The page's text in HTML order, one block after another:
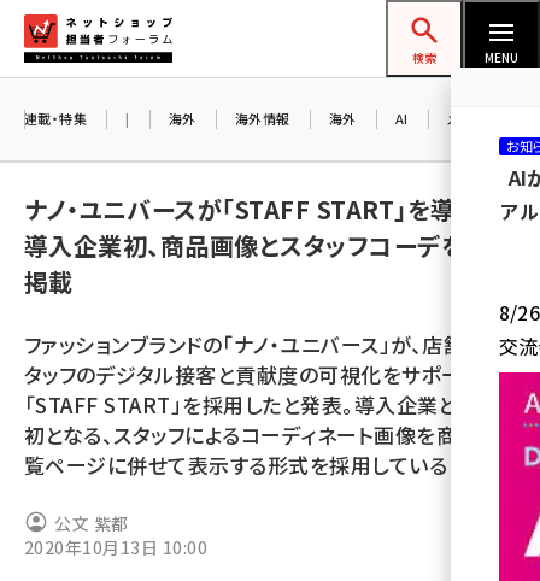
ン
ネットショップ担当者フォーラム
検索 MENU
楽天 (1874)
ecbeing (1210)
アスクル (1122)
ビィ・フォアード (776)
連載・特集 | 海外 海外情報 海外 AI メタバース
ナノ・ユニバースが「STAFF START」を導入。
導入企業初、商品画像とスタッフコーデを同時
掲載
ファッションブランドの「ナノ・ユニバース」が、店舗ス
タッフのデジタル接客と貢献度の可視化をサポートする
「STAFF START」を採用したと発表。導入企業としては
初となる、スタッフによるコーディネート画像を商品一
覧ページに併せて表示する形式を採用している
公文 紫都
2020年10月13日 10:00
お知
AI
ア
8/26
交